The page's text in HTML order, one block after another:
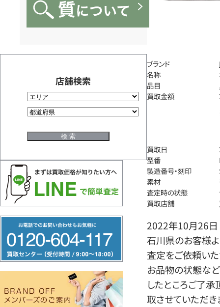
店舗検索
リ
ー
ヤ
ブランド
名称
品目
買取金額
買取日
型番
製造番号・刻印
素材
査定時の状態
買取店舗
2022年10月26日
石川県のお客様よ
査定をご依頼いた
お品物の状態など
したところご了
取させていただき